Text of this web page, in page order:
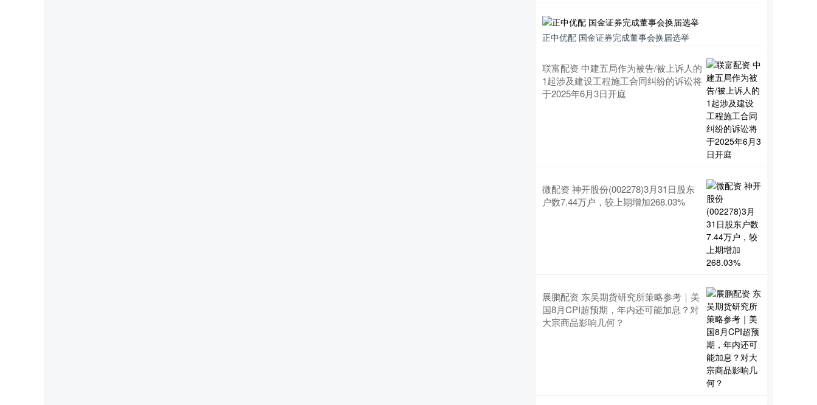
正中优配 国金证券完成董事会换届选举
联富配资 中建五局作为被告/被上诉人的
1起涉及建设工程施工合同纠纷的诉讼将
于2025年6月3日开庭
微配资 神开股份(002278)3月31日股东
户数7.44万户，较上期增加268.03%
展鹏配资 东吴期货研究所策略参考｜美
国8月CPI超预期，年内还可能加息？对
大宗商品影响几何？